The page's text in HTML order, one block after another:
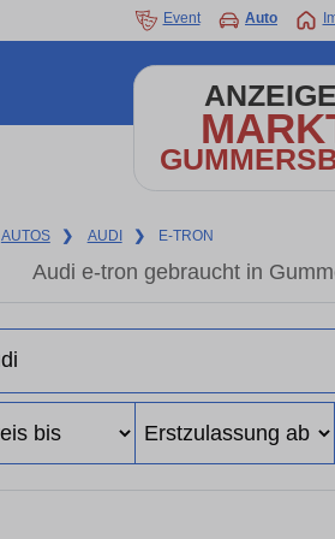
Event Auto
AUTOS ❯ AUDI ❯ E-TRON
Audi e-tron gebraucht in